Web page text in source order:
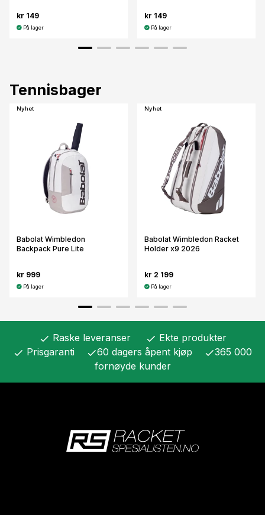
kr 149
På lager
kr 149
På lager
Tennisbager
Nyhet
Babolat Wimbledon
Backpack Pure Lite
kr 999
På lager
Nyhet
Babolat Wimbledon Racket
Holder x9 2026
kr 2 199
På lager
check Raske leveranser check Ekte produkter
check Prisgaranti check60 dagers åpent kjøp check365 000
fornøyde kunder